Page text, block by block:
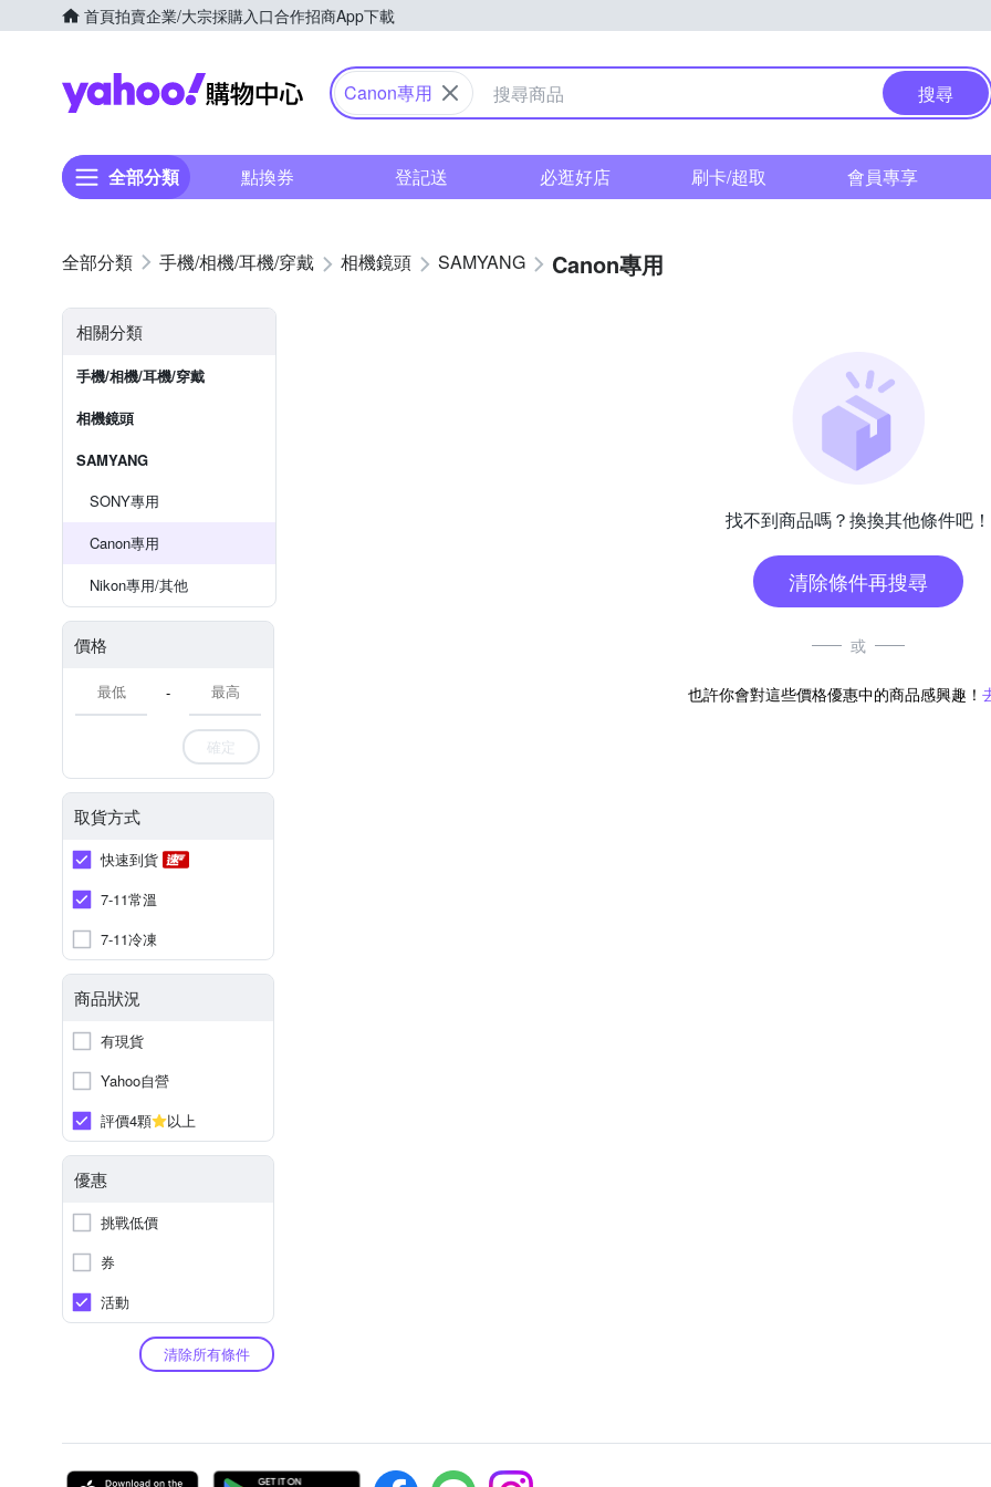
首頁拍賣企業/大宗採購入口合作招商App下載
Yahoo購物中心
Canon專用 搜尋
全部分類 點換券 登記送 必逛好店 刷卡/超取 會員專享
手機/相機/耳機/穿戴 相機鏡頭 SAMYANG Canon專用
相關分類
手機/相機/耳機/穿戴
相機鏡頭
SAMYANG
SONY專用
Canon專用
Nikon專用/其他
價格
-
確定
取貨方式
快速到貨
7-11常溫
7-11冷凍
商品狀況
有現貨
Yahoo自營
評價4顆
以上
優惠
挑戰低價
券
活動
清除所有條件
找不到商品嗎？換換其他條件吧！
清除條件再搜尋
或
也許你會對這些價格優惠中的商品感興趣！